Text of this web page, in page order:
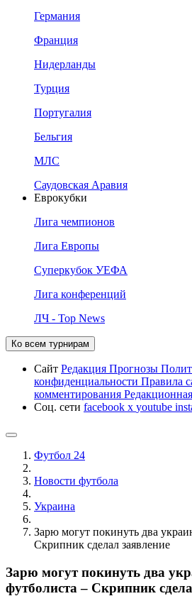
Германия
Франция
Нидерланды
Турция
Португалия
Бельгия
МЛС
Саудовская Аравия
Еврокубки
Лига чемпионов
Лига Европы
Суперкубок УЕФА
Лига конференций
ЛЧ - Top News
Ко всем турнирам
Сайт Редакция Прогнозы
конфиденциальности Правила
комментирования
Соц. сети facebook x youtube
Футбол 24
Новости футбола
Украина
Зарю могут покинуть два
Скрипник сделал заявление
Зарю могут покинуть два
футболиста – Скрипник